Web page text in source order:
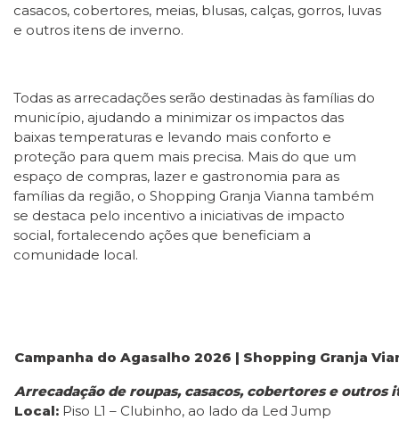
casacos, cobertores, meias, blusas, calças, gorros, luvas
e outros itens de inverno.
Todas as arrecadações serão destinadas às famílias do
município, ajudando a minimizar os impactos das
baixas temperaturas e levando mais conforto e
proteção para quem mais precisa. Mais do que um
espaço de compras, lazer e gastronomia para as
famílias da região, o Shopping Granja Vianna também
se destaca pelo incentivo a iniciativas de impacto
social, fortalecendo ações que beneficiam a
comunidade local.
Campanha do Agasalho 2026 | Shopping Granja
Arrecadação de roupas, casacos, cobertores e outros
Local: Piso L1 – Clubinho, ao lado da Led Jump